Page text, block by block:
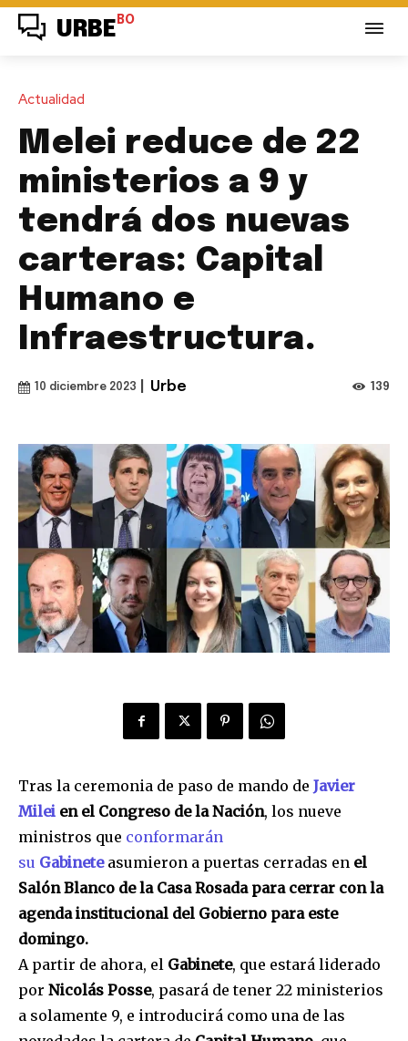
URBE BO
Actualidad
Melei reduce de 22
ministerios a 9 y
tendrá dos nuevas
carteras: Capital
Humano e
Infraestructura.
10 diciembre 2023 Urbe 139
Tras la ceremonia de paso de mando de Javier
Milei en el Congreso de la Nación, los nueve
ministros que conformarán
su Gabineteasumieron a puertas cerradas en el
Salón Blanco de la Casa Rosada para cerrar con la
agenda institucional del Gobierno para este
domingo.
A partir de ahora, el Gabinete, que estará liderado
por Nicolás Posse, pasará de tener 22 ministerios
a solamente 9, e introducirá como una de las